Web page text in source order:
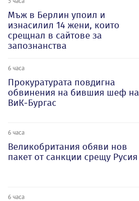
Мъж в Берлин упоил и
изнасилил 14 жени, които
срещнал в сайтове за
запознанства
6 часа
Прокуратурата повдигна
обвинения на бившия шеф на
ВиК-Бургас
6 часа
Великобритания обяви нов
пакет от санкции срещу Русия
6 часа